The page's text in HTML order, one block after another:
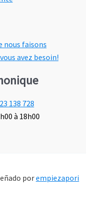
nous faisons
avez besoin!
138 728
à 18h00
porempiezapori